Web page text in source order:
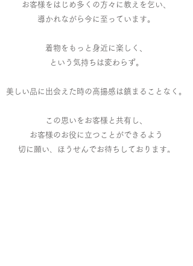
お客様をはじめ多くの方々に教えを乞い、
導かれながら今に至っています。
着物をもっと身近に楽しく、
という気持ちは変わらず。
美しい品に出会えた時の高揚感は鎮まることなく。
この思いをお客様と共有し、
お客様のお役に立つことができるよう
切に願い、ほうせんでお待ちしております。